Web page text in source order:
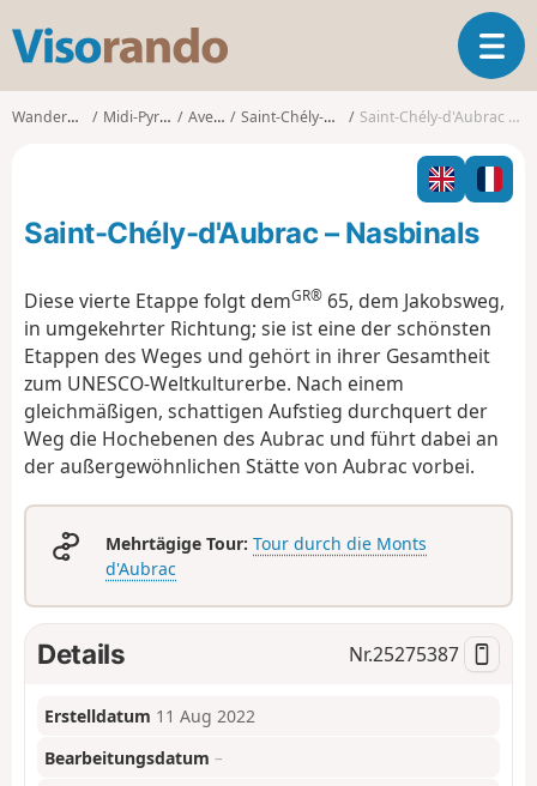
s
o
o
T
o
l
n
g
n
Wanderungen Midi-Pyrénées Aveyron Saint-Chély-d'Aubrac Saint-Chély-d'Aubrac – Nasbinals
Saint-Chély-d'Aubrac – Nasbinals
Diese vierte Etappe folgt demGR® 65, dem Jakobsweg,
in umgekehrter Richtung; sie ist eine der schönsten
Etappen des Weges und gehört in ihrer Gesamtheit
zum UNESCO-Weltkulturerbe. Nach einem
gleichmäßigen, schattigen Aufstieg durchquert der
Weg die Hochebenen des Aubrac und führt dabei an
der außergewöhnlichen Stätte von Aubrac vorbei.
Mehrtägige Tour: Tour durch die Monts
d'Aubrac
Details Nr.25275387
Erstelldatum 11 Aug 2022
Bearbeitungsdatum –